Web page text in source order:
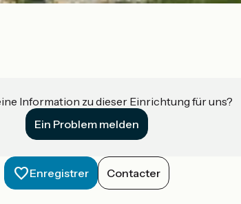
Information zu dieser Einrichtung für uns?
Ein Problem melden
Enregistrer Contacter